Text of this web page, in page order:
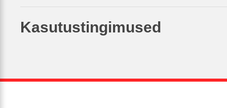
Kasutustingimused